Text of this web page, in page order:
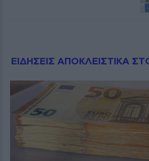
ΕΙΔΗΣΕΙΣ ΑΠΟΚΛΕΙΣΤΙΚΑ